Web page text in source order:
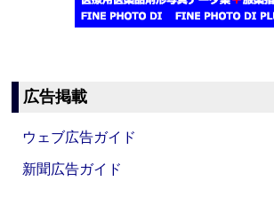
広告掲載
ウェブ広告ガイド
新聞広告ガイド